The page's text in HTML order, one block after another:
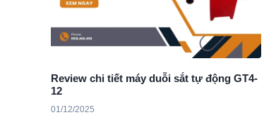
Review chi tiết máy duỗi sắt tự động GT4-
12
01/12/2025